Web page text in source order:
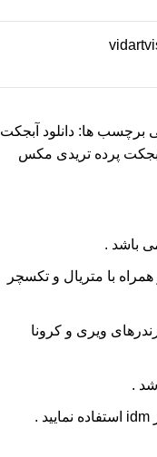
برچسب ها: دانلود آبجکت
آبجکت پرده تریدی مکس
با متریال و تکسچر
ویری و کرونا